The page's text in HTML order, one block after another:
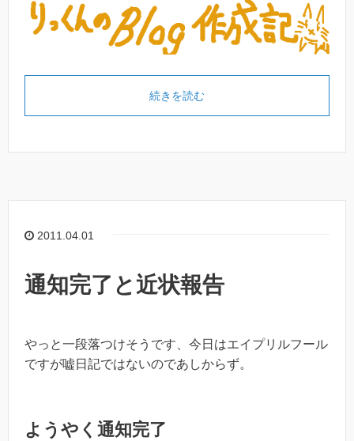
続きを読む
2011.04.01
通知完了と近状報告
やっと一段落つけそうです、今日はエイプリルフール
ですが嘘日記ではないのであしからず。
ようやく通知完了